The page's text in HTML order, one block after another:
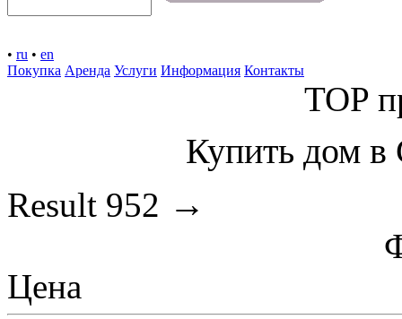
• ru • en
Покупка Аренда Услуги Информация Контакты
TOP
Купить дом
Result 952 →
Цена